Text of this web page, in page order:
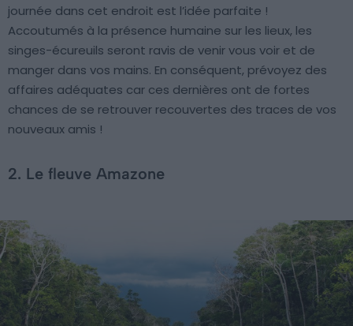
journée dans cet endroit est l’idée parfaite !
Accoutumés à la présence humaine sur les lieux, les
singes-écureuils seront ravis de venir vous voir et de
manger dans vos mains. En conséquent, prévoyez des
affaires adéquates car ces dernières ont de fortes
chances de se retrouver recouvertes des traces de vos
nouveaux amis !
2. Le fleuve Amazone